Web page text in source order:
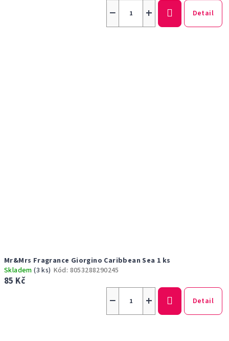
+
− Detail
Mr&Mrs Fragrance Giorgino Caribbean Sea 1 ks
Skladem(3 ks) Kód: 8053288290245
85 Kč
+
− Detail